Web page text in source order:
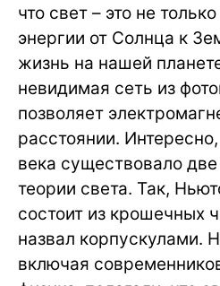
что свет – это не
энергии от Солнца к
жизнь на нашей
невидимая сеть из
позволяет
расстоянии.
века существовало
теории света. Так,
состоит из крошечных
назвал корпускулами.
включая